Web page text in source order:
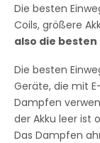
Die besten
Coils, größere
also die
Die besten
Geräte, die mit
Dampfen
der Akku leer ist
Das Dampfen